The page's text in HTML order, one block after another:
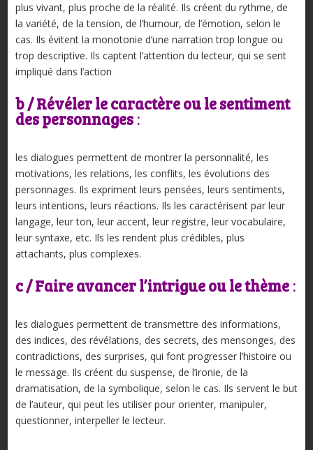
plus vivant, plus proche de la réalité. Ils créent du rythme, de
la variété, de la tension, de l’humour, de l’émotion, selon le
cas. Ils évitent la monotonie d’une narration trop longue ou
trop descriptive. Ils captent l’attention du lecteur, qui se sent
impliqué dans l’action
b / Révéler le caractère ou le sentiment
des personnages:
les dialogues permettent de montrer la personnalité, les
motivations, les relations, les conflits, les évolutions des
personnages. Ils expriment leurs pensées, leurs sentiments,
leurs intentions, leurs réactions. Ils les caractérisent par leur
langage, leur ton, leur accent, leur registre, leur vocabulaire,
leur syntaxe, etc. Ils les rendent plus crédibles, plus
attachants, plus complexes.
c / Faire avancer l’intrigue ou le thème:
les dialogues permettent de transmettre des informations,
des indices, des révélations, des secrets, des mensonges, des
contradictions, des surprises, qui font progresser l’histoire ou
le message. Ils créent du suspense, de l’ironie, de la
dramatisation, de la symbolique, selon le cas. Ils servent le but
de l’auteur, qui peut les utiliser pour orienter, manipuler,
questionner, interpeller le lecteur.